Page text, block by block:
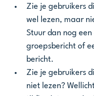
Zie je gebruikers
wel lezen, maar
Stuur dan nog
groepsbericht of
bericht.
Zie je gebruikers
niet lezen?